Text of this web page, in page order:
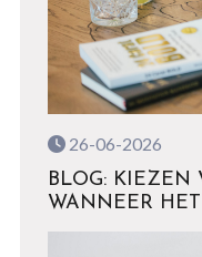
26-06-2026
BLOG: KIEZEN
WANNEER